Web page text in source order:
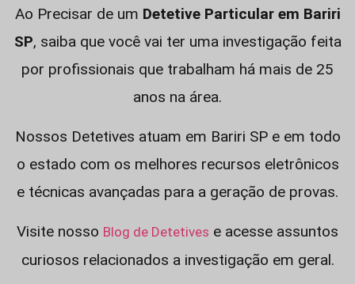
Ao Precisar de um Detetive Particular em Bariri
SP, saiba que você vai ter uma investigação feita
por profissionais que trabalham há mais de 25
anos na área.
Nossos Detetives atuam em Bariri SP e em todo
o estado com os melhores recursos eletrônicos
e técnicas avançadas para a geração de provas.
Visite nosso Blog de Detetives e acesse assuntos
curiosos relacionados a investigação em geral.